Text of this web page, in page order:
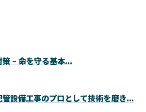
– 命を守る基本...
設備工事のプロとして技術を磨き...